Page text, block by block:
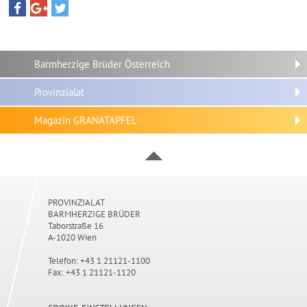
Barmherzige Brüder Österreich
Provinzialat
Magazin GRANATAPFEL
PROVINZIALAT
BARMHERZIGE BRÜDER
Taborstraße 16
A-1020 Wien
Telefon: +43 1 21121-1100
Fax: +43 1 21121-1120